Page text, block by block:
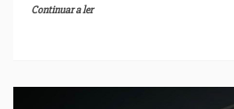
Continuar a ler